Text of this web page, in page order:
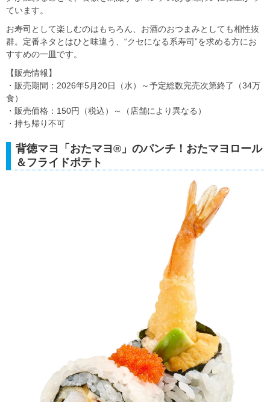
ています。
お寿司として楽しむのはもちろん、お酒のおつまみとしても相性抜
群。定番ネタとはひと味違う、“クセになる系寿司”を求める方にお
すすめの一皿です。
【販売情報】
・販売期間：2026年5月20日（水）～予定総数完売次第終了（34万
食）
・販売価格：150円（税込）～（店舗により異なる）
・持ち帰り不可
背徳マヨ「おたマヨ®」のパンチ！おたマヨロール
＆フライドポテト